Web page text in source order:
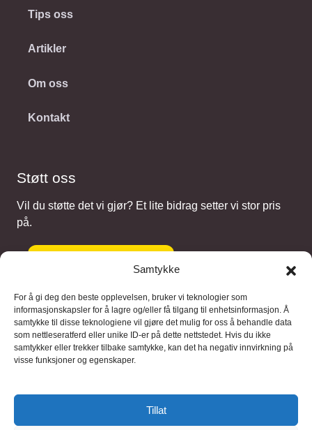
Samtykke
For å gi deg den beste opplevelsen, bruker vi teknologier som
informasjonskapsler for å lagre og/eller få tilgang til enhetsinformasjon. Å
samtykke til disse teknologiene vil gjøre det mulig for oss å behandle data
som nettleseratferd eller unike ID-er på dette nettstedet. Hvis du ikke
samtykker eller trekker tilbake samtykke, kan det ha negativ innvirkning på
visse funksjoner og egenskaper.
Tillat
Tips oss
Artikler
Om oss
Kontakt
Støtt oss
Vil du støtte det vi gjør? Et lite bidrag setter vi stor pris
på.
Gi et bidrag
Samarbeidspartnere
Blaaregn – digitale tjenester